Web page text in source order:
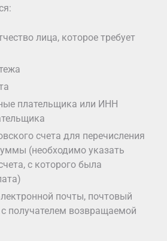
лица, которое требует
плательщика или ИНН
счета для перечисления
(необходимо указать
с которого была
почты, почтовый
получателем возвращаемой